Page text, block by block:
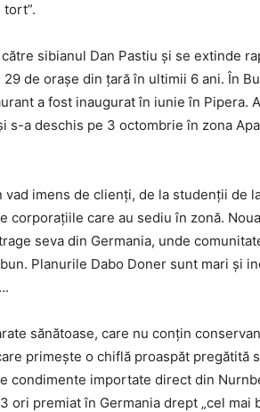
tort”.
sibianul Dan Pastiu şi se extinde
de oraşe din ţară în ultimii 6 ani. În
a fost inaugurat în iunie în Pipera.
s-a deschis pe 3 octombrie în zona
imens de clienţi, de la studenţii de
corporaţiile care au sediu în zonă.
seva din Germania, unde
Planurile Dabo Doner sunt mari şi
sănătoase, care nu conţin
primeşte o chiflă proaspăt pregătită
condimente importate direct din
ori premiat în Germania drept „cel mai